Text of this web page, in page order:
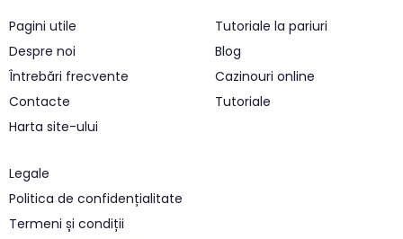
Pagini utile
Despre noi
Întrebări frecvente
Contacte
Harta site-ului
Tutoriale la pariuri
Blog
Cazinouri online
Tutoriale
Legale
Politica de confidențialitate
Termeni și condiții